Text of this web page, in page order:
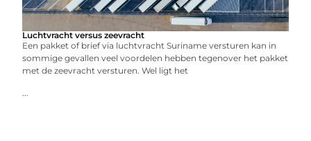
Luchtvracht versus zeevracht
Een pakket of brief via luchtvracht Suriname versturen kan in
sommige gevallen veel voordelen hebben tegenover het pakket
met de zeevracht versturen. Wel ligt het
...